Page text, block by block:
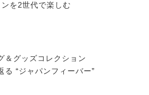
を2世代で楽しむ
＆グッズコレクション
る “ジャパンフィーバー”